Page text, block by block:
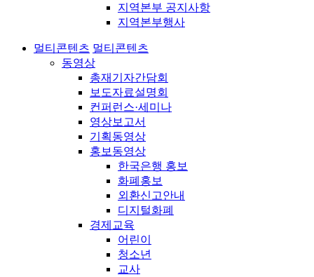
지역본부 공지사항
지역본부행사
멀티콘텐츠 멀티콘텐츠
동영상
총재기자간담회
보도자료설명회
컨퍼런스·세미나
영상보고서
기획동영상
홍보동영상
한국은행 홍보
화폐홍보
외환신고안내
디지털화폐
경제교육
어린이
청소년
교사